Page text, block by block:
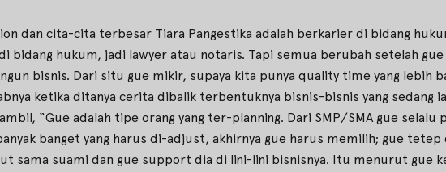
dan cita-cita terbesar Tiara Pangestika adalah berkarier di bidang
bidang hukum, jadi lawyer atau notaris. Tapi semua berubah setelah
bisnis. Dari situ gue mikir, supaya kita punya quality time yang lebih
ketika ditanya cerita dibalik terbentuknya bisnis-bisnis yang sedang ia
“Gue adalah tipe orang yang ter-planning. Dari SMP/SMA gue selalu
banget yang harus di-adjust, akhirnya gue harus memilih; gue tetep
sama suami dan gue support dia di lini-lini bisnisnya. Itu menurut gue